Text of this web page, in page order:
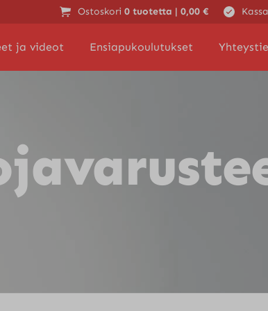
Ostoskori0 tuotetta |0,00€
ja videot Ensiapukoulutukset